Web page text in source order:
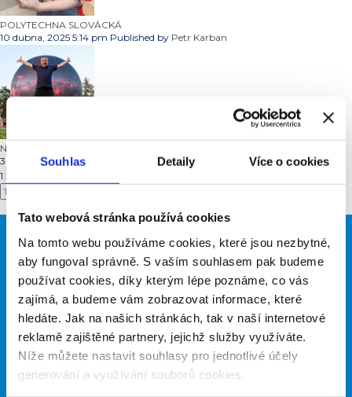
Souhlas Detaily Více o cookies
Tato webová stránka používá cookies
Na tomto webu používáme cookies, které jsou nezbytné,
aby fungoval správně. S vaším souhlasem pak budeme
používat cookies, díky kterým lépe poznáme, co vás
zajímá, a budeme vám zobrazovat informace, které
hledáte. Jak na našich stránkách, tak v naší internetové
reklamě zajištěné partnery, jejichž služby využíváte.
Níže můžete nastavit souhlasy pro jednotlivé účely
generování a využívání souborů cookies.
POLYTECHNA SLOVÁCKÁ
10 dubna, 2025 5:14 pm Published by Petr Karban
NEPOUČUJEME, INSPIRUJEME
3 dubna, 2025 11:20 am
Published byPetr Karban
1 2
Zajímá vás něco?
Potřebujete poradit?
Zeptejte se.
Zdeněk Novák